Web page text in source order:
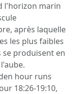
l'horizon marin
après laquelle
les plus faibles
se produisent en
hour runs
18:26-19:10,